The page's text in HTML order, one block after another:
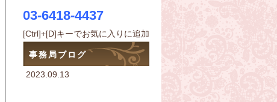
03-6418-4437
[Ctrl]+[D]キーでお気に入りに追加
事務局ブログ
2023.09.13